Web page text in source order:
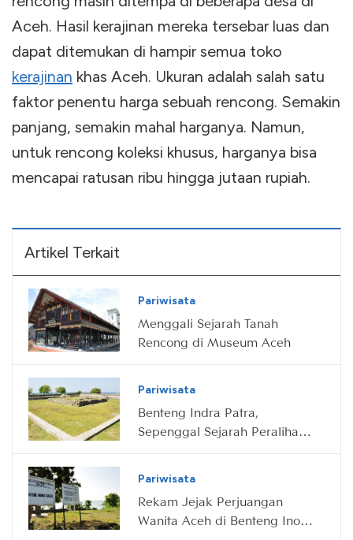
Aceh. Hasil kerajinan mereka tersebar luas dan
dapat ditemukan di hampir semua toko
kerajinan khas Aceh. Ukuran adalah salah satu
faktor penentu harga sebuah rencong. Semakin
panjang, semakin mahal harganya. Namun,
untuk rencong koleksi khusus, harganya bisa
mencapai ratusan ribu hingga jutaan rupiah.
Artikel Terkait
Pariwisata
Menggali Sejarah Tanah
Rencong di Museum Aceh
Pariwisata
Benteng Indra Patra,
Sepenggal Sejarah Peralihan
Pariwisata
Rekam Jejak Perjuangan
Wanita Aceh di Benteng Inong